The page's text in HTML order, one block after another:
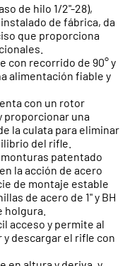
de hilo 1/2"-28),
de fábrica, da
que proporciona
con recorrido de 90° y
alimentación fiable y
con un rotor
proporcionar una
la culata para eliminar
del rifle.
patentado
la acción de acero
de montaje estable
de acero de 1" y BH
holgura.
acceso y permite al
descargar el rifle con